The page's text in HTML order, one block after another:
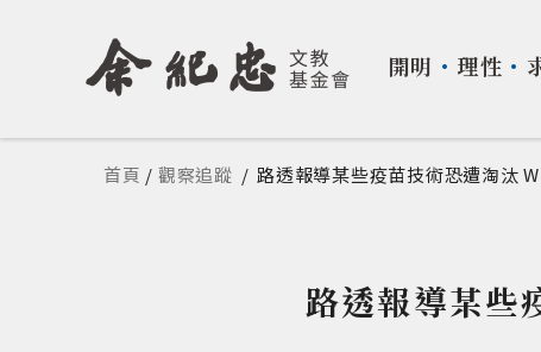
開明 ・ 理性 ・
您在這裡
首頁 / 觀察追蹤 / 路透報導某些疫苗技術恐遭淘汰
路透報導某些